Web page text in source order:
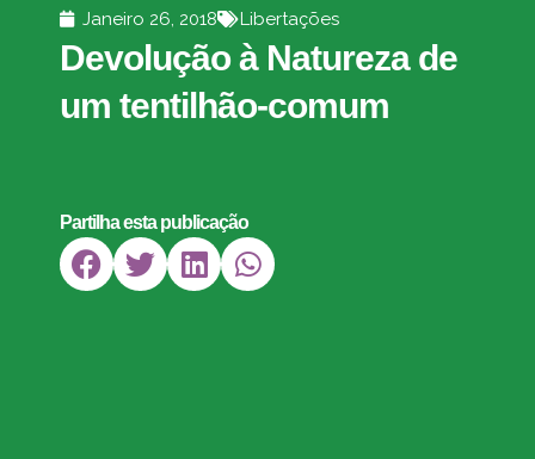
Janeiro 26, 2018 Libertações
Devolução à Natureza de
um tentilhão-comum
Partilha esta publicação